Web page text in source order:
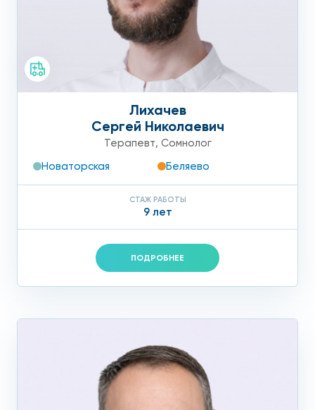
Лихачев
Сергей Николаевич
Терапевт, Сомнолог
Новаторская
Беляево
СТАЖ РАБОТЫ
9 лет
ПОДРОБНЕЕ